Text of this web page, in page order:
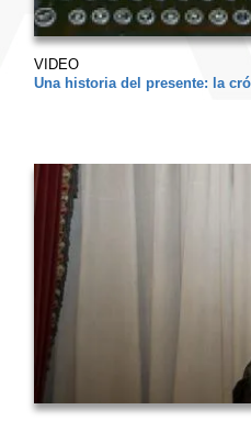
VIDEO
Una historia del presente: la